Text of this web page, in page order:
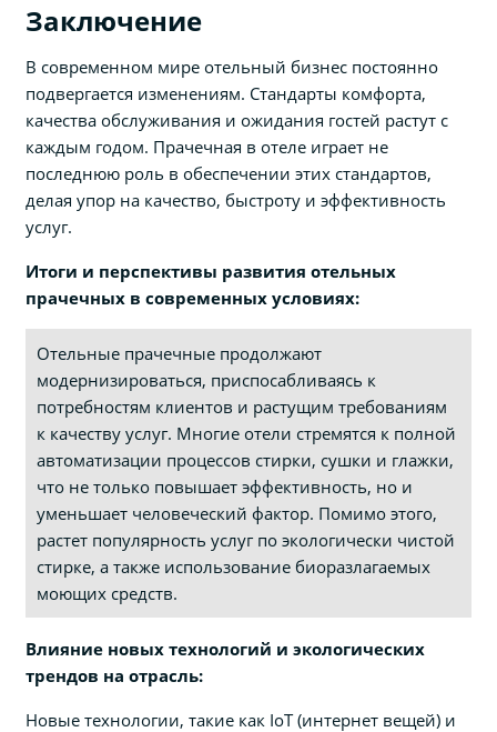
Заключение
В современном мире отельный бизнес постоянно
подвергается изменениям. Стандарты комфорта,
качества обслуживания и ожидания гостей растут с
каждым годом. Прачечная в отеле играет не
последнюю роль в обеспечении этих стандартов,
делая упор на качество, быстроту и эффективность
услуг.
Итоги и перспективы развития отельных
прачечных в современных условиях:
Отельные прачечные продолжают
модернизироваться, приспосабливаясь к
потребностям клиентов и растущим требованиям
к качеству услуг. Многие отели стремятся к полной
автоматизации процессов стирки, сушки и глажки,
что не только повышает эффективность, но и
уменьшает человеческий фактор. Помимо этого,
растет популярность услуг по экологически чистой
стирке, а также использование биоразлагаемых
моющих средств.
Влияние новых технологий и экологических
трендов на отрасль:
Новые технологии, такие как IoT (интернет вещей) и